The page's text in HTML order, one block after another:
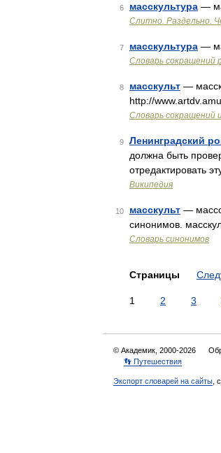
6 масскультура —
Слитно. Раздельно.
7 масскультура —
Словарь сокращений
8 масскульт —
http://
Словарь сокращений
9 Ленинградский
должна быть
отредактировать
Википедия
10 масскульт —
синонимов.
Словарь синонимов
Страницы
1 2 3
© Академик, 2000-2026
👣 Путешествия
Экспорт словарей на сайты ,